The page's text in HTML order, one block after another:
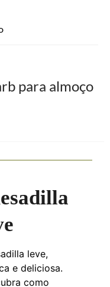
para almoço
leve,
e deliciosa.
como